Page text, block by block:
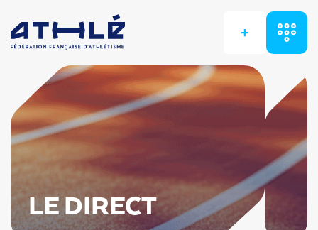
+
LE DIRECT